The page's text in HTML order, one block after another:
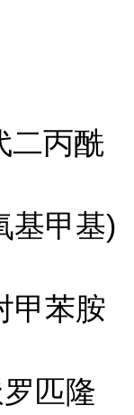
二丙酰
基甲基)
甲苯胺
匹隆